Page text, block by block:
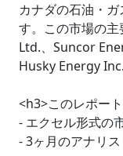
カナダの石油・
す。この市場の
Ltd.、Suncor
Husky Energy
<h3>このレポー
- エクセル形式の
- 3ヶ月のアナリ